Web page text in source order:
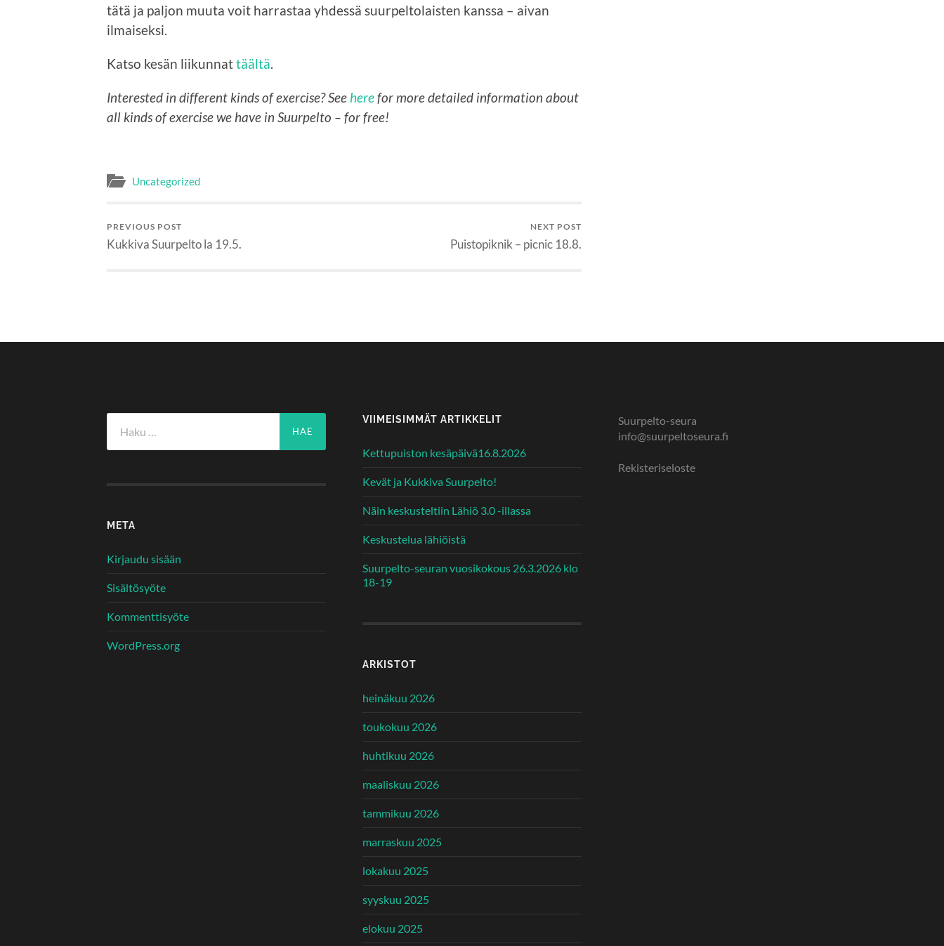
tätä ja paljon muuta voit harrastaa yhdessä suurpeltolaisten kanssa – aivan
ilmaiseksi.
Katso kesän liikunnattäältä.
Interested in different kinds of exercise? See herefor more detailed information about
all kinds of exercise we have in Suurpelto – for free!
Uncategorized
PREVIOUS POST
Kukkiva Suurpelto la 19.5.
NEXT POST
Puistopiknik – picnic 18.8.
META
Kirjaudu sisään
Sisältösyöte
Kommenttisyöte
WordPress.org
VIIMEISIMMÄT ARTIKKELIT
Kettupuiston kesäpäivä16.8.2026
Kevät ja Kukkiva Suurpelto!
Näin keskusteltiin Lähiö 3.0 -illassa
Keskustelua lähiöistä
Suurpelto-seuran vuosikokous 26.3.2026 klo
18-19
ARKISTOT
heinäkuu 2026
toukokuu 2026
huhtikuu 2026
maaliskuu 2026
tammikuu 2026
marraskuu 2025
lokakuu 2025
syyskuu 2025
elokuu 2025
Suurpelto-seura
info@suurpeltoseura.fi
Rekisteriseloste